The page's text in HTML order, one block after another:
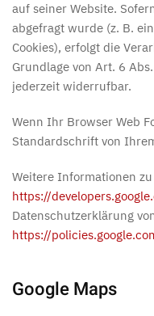
auf seiner Website.
abgefragt wurde (z. B.
Cookies), erfolgt die
Grundlage von Art. 6
jederzeit widerrufbar.
Wenn Ihr Browser Web
Standardschrift von
Weitere Informationen
https://
Datenschutzerklärung
https://
Google Maps